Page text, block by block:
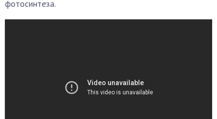
фотосинтеза.